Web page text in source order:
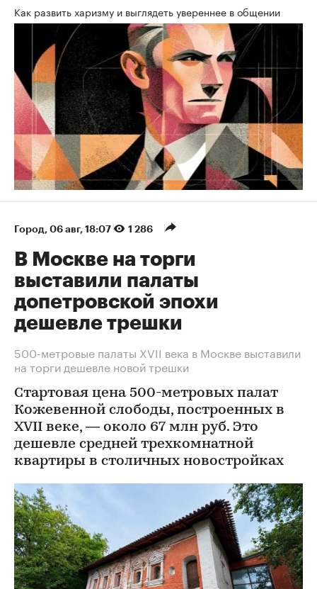
Как развить харизму и выглядеть увереннее в общении
Город 06 авг, 18:07 1 286
В Москве на торги
выставили палаты
допетровской эпохи
дешевле трешки
500-метровые палаты XVII века в Москве выставили
на торги дешевле новой трешки
Стартовая цена 500-метровых палат
Кожевенной слободы, построенных в
XVII веке, — около 67 млн руб. Это
дешевле средней трехкомнатной
квартиры в столичных новостройках